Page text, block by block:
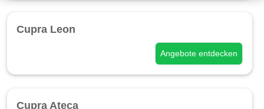
Cupra Leon
Angebote entdecken
Cupra Ateca